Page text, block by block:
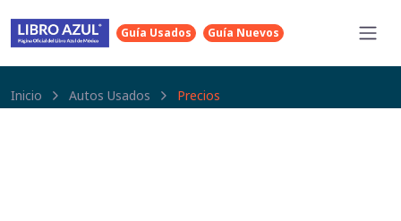
Guía Usados Guía Nuevos
Inicio Autos Usados Precios